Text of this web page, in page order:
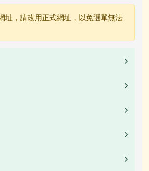
址，請改用正式網址，以免選單無法